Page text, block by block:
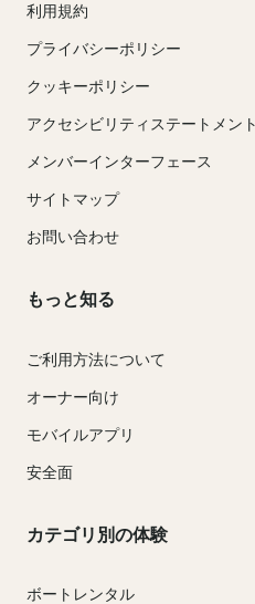
利用規約
プライバシーポリシー
クッキーポリシー
アクセシビリティステートメント
メンバーインターフェース
サイトマップ
お問い合わせ
もっと知る
ご利用方法について
オーナー向け
モバイルアプリ
安全面
カテゴリ別の体験
ボートレンタル